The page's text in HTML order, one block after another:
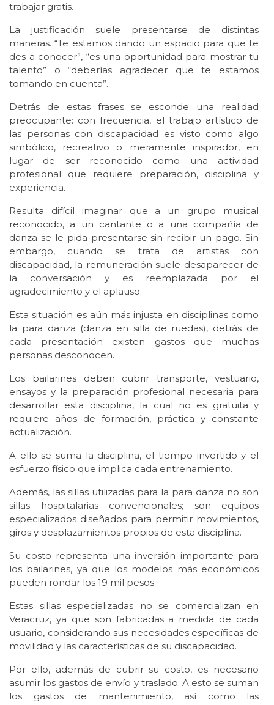
trabajar gratis.
La justificación suele presentarse de distintas
maneras. “Te estamos dando un espacio para que te
des a conocer”, “es una oportunidad para mostrar tu
talento” o “deberías agradecer que te estamos
tomando en cuenta”.
Detrás de estas frases se esconde una realidad
preocupante: con frecuencia, el trabajo artístico de
las personas con discapacidad es visto como algo
simbólico, recreativo o meramente inspirador, en
lugar de ser reconocido como una actividad
profesional que requiere preparación, disciplina y
experiencia.
Resulta difícil imaginar que a un grupo musical
reconocido, a un cantante o a una compañía de
danza se le pida presentarse sin recibir un pago. Sin
embargo, cuando se trata de artistas con
discapacidad, la remuneración suele desaparecer de
la conversación y es reemplazada por el
agradecimiento y el aplauso.
Esta situación es aún más injusta en disciplinas como
la para danza (danza en silla de ruedas), detrás de
cada presentación existen gastos que muchas
personas desconocen.
Los bailarines deben cubrir transporte, vestuario,
ensayos y la preparación profesional necesaria para
desarrollar esta disciplina, la cual no es gratuita y
requiere años de formación, práctica y constante
actualización.
A ello se suma la disciplina, el tiempo invertido y el
esfuerzo físico que implica cada entrenamiento.
Además, las sillas utilizadas para la para danza no son
sillas hospitalarias convencionales; son equipos
especializados diseñados para permitir movimientos,
giros y desplazamientos propios de esta disciplina.
Su costo representa una inversión importante para
los bailarines, ya que los modelos más económicos
pueden rondar los 19 mil pesos.
Estas sillas especializadas no se comercializan en
Veracruz, ya que son fabricadas a medida de cada
usuario, considerando sus necesidades específicas de
movilidad y las características de su discapacidad.
Por ello, además de cubrir su costo, es necesario
asumir los gastos de envío y traslado. A esto se suman
los gastos de mantenimiento, así como las